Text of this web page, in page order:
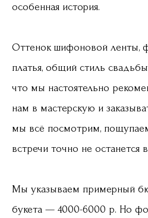
особенная история.
Оттенок шифоновой ленты,
платья, общий стиль
что мы настоятельно
нам в мастерскую и
мы всё посмотрим,
встречи точно не останется
Мы указываем примерный
букета — 4000-6000 р. Но